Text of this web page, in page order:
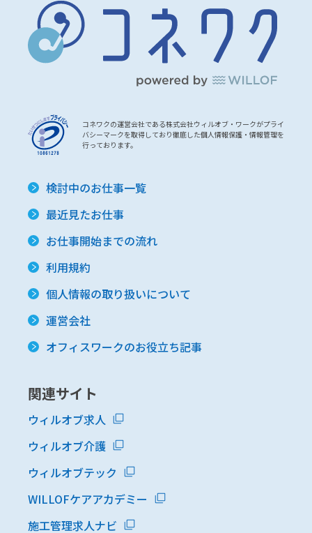
コネワクの運営会社である株式会社ウィルオブ・ワークがプライ
バシーマークを取得しており徹底した個人情報保護・情報管理を
行っております。
検討中のお仕事一覧
最近見たお仕事
お仕事開始までの流れ
利用規約
個人情報の取り扱いについて
運営会社
オフィスワークのお役立ち記事
関連サイト
ウィルオブ求人
ウィルオブ介護
ウィルオブテック
WILLOFケアアカデミー
施工管理求人ナビ